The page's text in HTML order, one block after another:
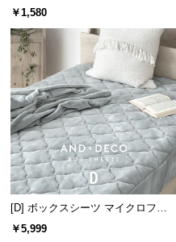
o.,
ー バー付き
￥1,580
[D] ボックスシーツ マイクロファ
イバー
￥5,999